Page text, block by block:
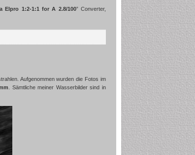
Elpro 1:2-1:1 for A 2.8/100” Converter,
Aufgenommen wurden die Fotos im
. Sämtliche meiner Wasserbilder sind in